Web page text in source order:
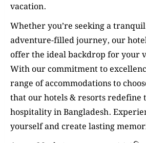
vacation.
Whether you’re seeking a
adventure-filled journey, our
offer the ideal backdrop for your
With our commitment to
range of accommodations to
that our hotels & resorts redefine
hospitality in Bangladesh.
yourself and create lasting